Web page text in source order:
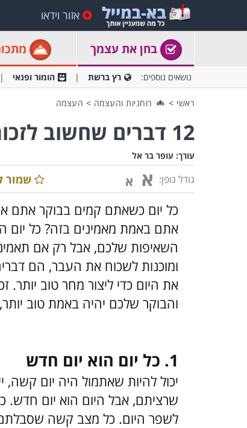
אזור וידאו
בחן את עצמך
נושאים נוספים: רץ ברשת הומור ופנאי
ראשי > רוחניות והעצמה > העצמה
12 דברים שחשוב לזכור בכל בוקר
עורך: עופר בר אל
גודל גופן: א א שמור
כל יום כשאתם קמים בבוקר אתם
אתם באמת מאמינים בזה? כל
השאיפות שלכם, אבל רק אם
ומוכנות לשכוח את העבר, הם
את היום כדי ליצור מחר טוב
והבוקר שלכם יהיה באמת טוב
1. כל יום הוא יום חדש
יכול להיות שאתמול היה יום
שרציתם, אבל היום הוא יום
לשפר היום. כל מצב קשה שסבלתם